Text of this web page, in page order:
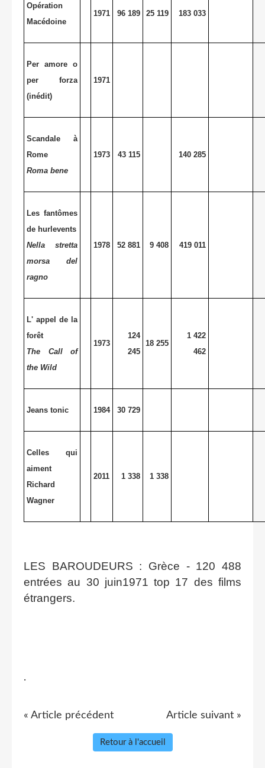
Opération
Macédoine
1971 96 189 25 119 183 033
Per amore o
per forza
(inédit)
1971
Scandale à
Rome
Roma bene
1973 43 115 140 285
Les fantômes
de hurlevents
Nella stretta
morsa del
ragno
1978 52 881 9 408 419 011
L' appel de la
forêt
The Call of
the Wild
1973
124
245
18 255
1 422
462
Jeans tonic 1984 30 729
Celles qui
aiment
Richard
Wagner
2011 1 338 1 338
LES BAROUDEURS : Grèce - 120 488
entrées au 30 juin1971 top 17 des films
étrangers.
.
« Article précédent Article suivant »
Retour à l'accueil